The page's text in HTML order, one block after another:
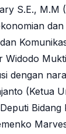
S.E., M.M
Widodo
dengan
(Ketua
Bidang